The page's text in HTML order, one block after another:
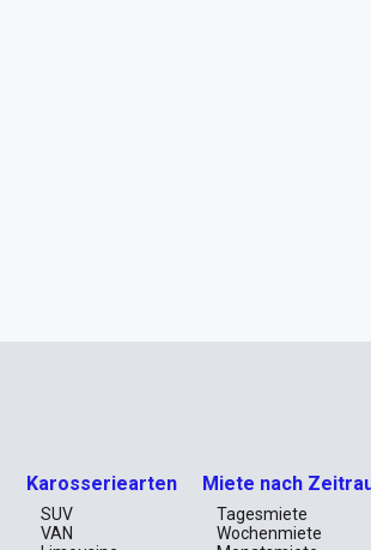
Karosseriearten
SUV
VAN
Miete nach
Tagesmiete
Wochenmiete